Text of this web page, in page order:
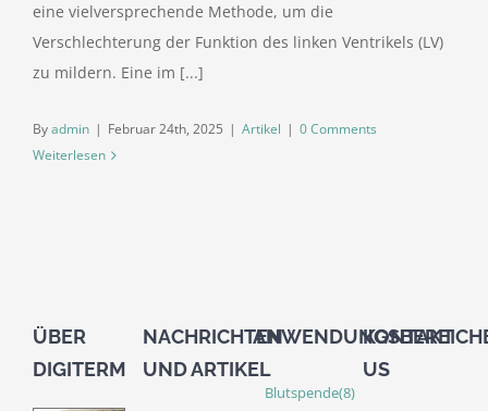
eine vielversprechende Methode, um die
Verschlechterung der Funktion des linken Ventrikels (LV)
zu mildern. Eine im [...]
Byadmin | Februar 24th, 2025 | Artikel | 0 Comments
Weiterlesen
ÜBER
DIGITERM
NACHRICHTEN
UND ARTIKEL
Blutspende(8)
KONTAKT
US